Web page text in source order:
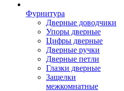
Фурнитура
Дверные доводчики
Упоры дверные
Цифры дверные
Дверные ручки
Дверные петли
Глазки дверные
Защелки
межкомнатные